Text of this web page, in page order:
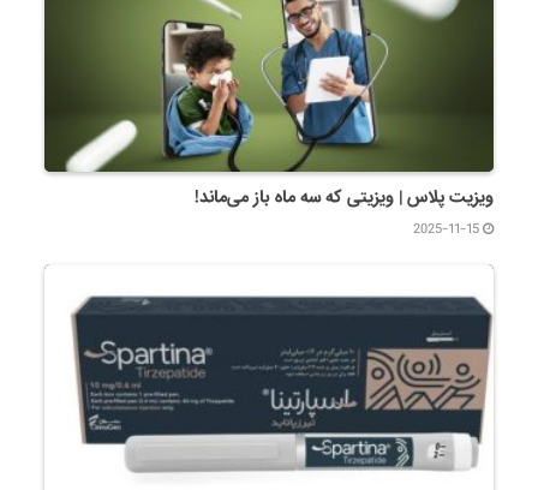
ویزیت پلاس | ویزیتی که سه ماه باز می‌ماند!
2025-11-15